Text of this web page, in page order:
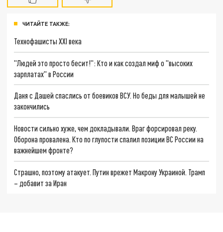
ЧИТАЙТЕ ТАКЖЕ:
Технофашисты XXI века
"Людей это просто бесит!": Кто и как создал миф о "высоких
зарплатах" в России
Даня с Дашей спаслись от боевиков ВСУ. Но беды для малышей не
закончились
Новости сильно хуже, чем докладывали. Враг форсировал реку.
Оборона провалена. Кто по глупости спалил позиции ВС России на
важнейшем фронте?
Страшно, поэтому атакует. Путин врежет Макрону Украиной. Трамп
– добавит за Иран